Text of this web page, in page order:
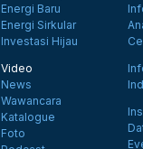
Energi Baru
Energi Sirkular
Investasi Hijau
Video
News
Wawancara
Katalogue
Foto